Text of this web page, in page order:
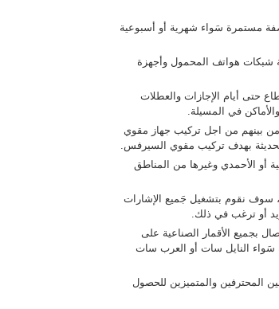
مستمرة سَواء شهرية أو أسبوعية
هواتف المحمول وأجهزة
حتى أيام الإجازات والعطلات
في المسيلة.
من بينهم من اجل تركيب جهاز مقوي
بهدف تركيب مقوي السيرفس.
أو الأحمدي وغيرها من المناطق
سوف نقوم بتشغيل جَميع الإشارات
أو ترغب في ذلك.
بجميع الأقمار الصناعية على
سَواء النايل سات أو العرب سات
المحترفين والمتميزين للحصول